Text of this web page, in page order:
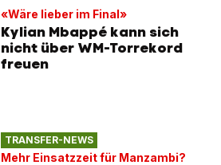
«Wäre lieber im Final»
Kylian Mbappé kann sich
nicht über WM-Torrekord
freuen
TRANSFER-NEWS
Mehr Einsatzzeit für Manzambi?